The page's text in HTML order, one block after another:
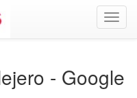
- Google